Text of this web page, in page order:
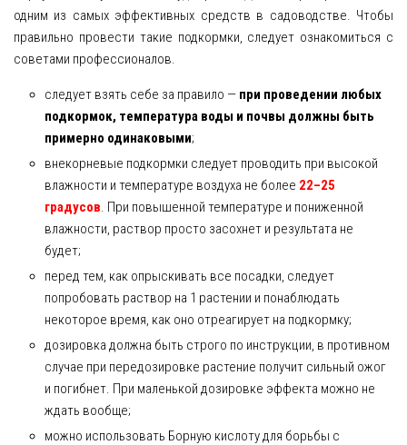
одним из самых эффективных средств в садоводстве. Чтобы
правильно провести такие подкормки, следует ознакомиться с
советами профессионалов.
следует взять себе за правило — при проведении любых
подкормок, температура воды и почвы должны быть
примерно одинаковыми;
внекорневые подкормки следует проводить при высокой
влажности и температуре воздуха не более 22–25
градусов. При повышенной температуре и пониженной
влажности, раствор просто засохнет и результата не
будет;
перед тем, как опрыскивать все посадки, следует
попробовать раствор на 1 растении и понаблюдать
некоторое время, как оно отреагирует на подкормку;
дозировка должна быть строго по инструкции, в противном
случае при передозировке растение получит сильный ожог
и погибнет. При маленькой дозировке эффекта можно не
ждать вообще;
можно использовать Борную кислоту для борьбы с